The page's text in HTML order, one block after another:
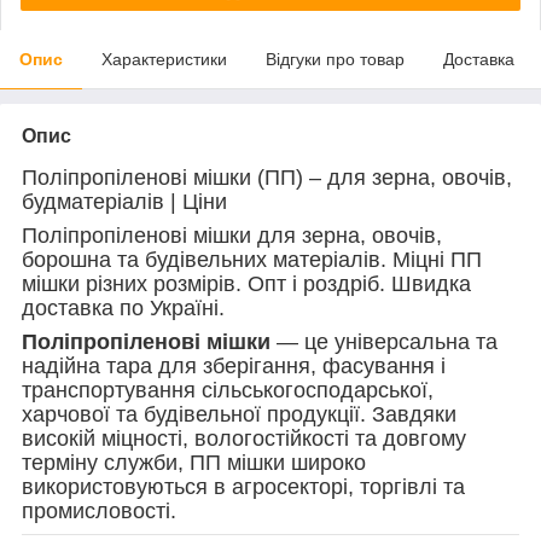
Опис Характеристики Відгуки про товар Доставка
Опис
Поліпропіленові мішки (ПП) – для зерна, овочів,
будматеріалів | Ціни
Поліпропіленові мішки для зерна, овочів,
борошна та будівельних матеріалів. Міцні ПП
мішки різних розмірів. Опт і роздріб. Швидка
доставка по Україні.
Поліпропіленові мішки — це універсальна та
надійна тара для зберігання, фасування і
транспортування сільськогосподарської,
харчової та будівельної продукції. Завдяки
високій міцності, вологостійкості та довгому
терміну служби, ПП мішки широко
використовуються в агросекторі, торгівлі та
промисловості.